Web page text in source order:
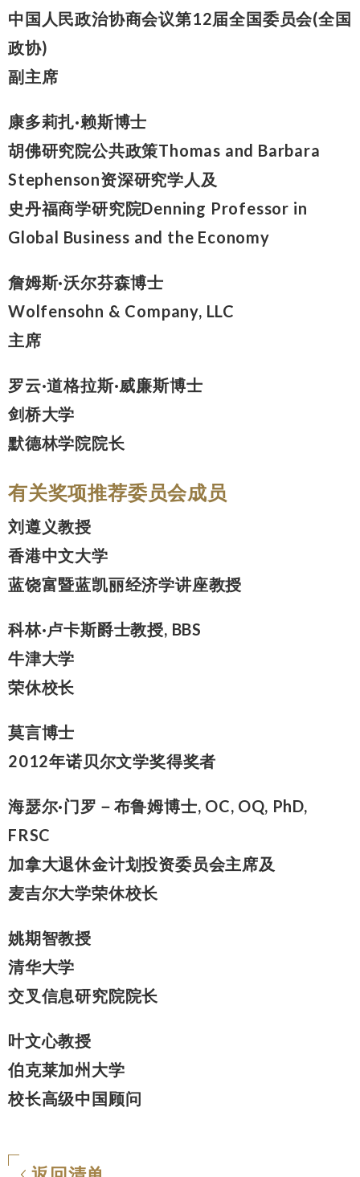
中国人民政治协商会议第12届全国委员会(全国
政协)
副主席
康多莉扎·赖斯博士
胡佛研究院公共政策Thomas and Barbara
Stephenson资深研究学人及
史丹福商学研究院Denning Professor in
Global Business and the Economy
詹姆斯·沃尔芬森博士
Wolfensohn & Company, LLC
主席
罗云·道格拉斯·威廉斯博士
剑桥大学
默德林学院院长
有关奖项推荐委员会成员
刘遵义教授
香港中文大学
蓝饶富暨蓝凯丽经济学讲座教授
科林·卢卡斯爵士教授, BBS
牛津大学
荣休校长
莫言博士
2012年诺贝尔文学奖得奖者
海瑟尔·门罗－布鲁姆博士, OC, OQ, PhD,
FRSC
加拿大退休金计划投资委员会主席及
麦吉尔大学荣休校长
姚期智教授
清华大学
交叉信息研究院院长
叶文心教授
伯克莱加州大学
校长高级中国顾问